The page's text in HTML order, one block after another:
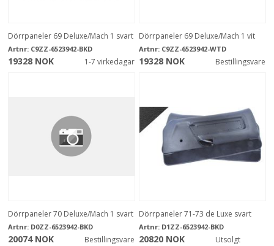
Dörrpaneler 69 Deluxe/Mach 1 svart
Artnr: C9ZZ-6523942-BKD
19328 NOK 1-7 virkedagar
Dörrpaneler 69 Deluxe/Mach 1 vit
Artnr: C9ZZ-6523942-WTD
19328 NOK Bestillingsvare
Dörrpaneler 70 Deluxe/Mach 1 svart
Artnr: D0ZZ-6523942-BKD
20074 NOK Bestillingsvare
Dörrpaneler 71-73 de Luxe svart
Artnr: D1ZZ-6523942-BKD
20820 NOK Utsolgt